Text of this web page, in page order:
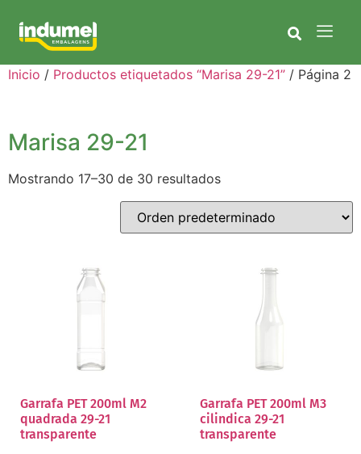
Inicio / Productos etiquetados “Marisa 29-21” / Página 2
Marisa 29-21
Mostrando 17–30 de 30 resultados
Garrafa PET 200ml M2
quadrada 29-21
transparente
Garrafa PET 200ml M3
cilindica 29-21
transparente